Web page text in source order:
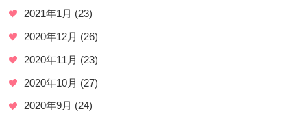
2021年1月 (23)
2020年12月 (26)
2020年11月 (23)
2020年10月 (27)
2020年9月 (24)